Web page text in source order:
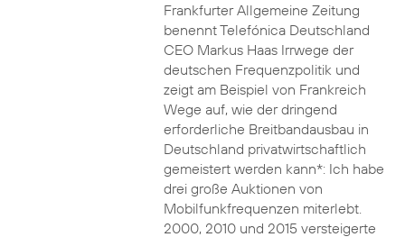
Frankfurter Allgemeine Zeitung
benennt Telefónica Deutschland
CEO Markus Haas Irrwege der
deutschen Frequenzpolitik und
zeigt am Beispiel von Frankreich
Wege auf, wie der dringend
erforderliche Breitbandausbau in
Deutschland privatwirtschaftlich
gemeistert werden kann*: Ich habe
drei große Auktionen von
Mobilfunkfrequenzen miterlebt.
2000, 2010 und 2015 versteigerte